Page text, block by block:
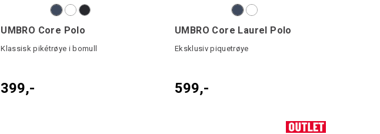
UMBRO Core Polo
Klassisk pikétrøye i bomull
399,-
UMBRO Core Laurel Polo
Eksklusiv piquetrøye
599,-